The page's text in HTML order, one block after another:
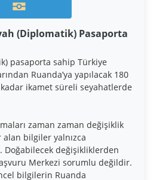
(Diplomatik) Pasaporta
pasaporta sahip Türkiye
Ruanda’ya yapılacak 180
ikamet süreli seyahatlerde
zaman zaman değişiklik
bilgiler yalnızca
Doğabilecek değişikliklerden
Merkezi sorumlu değildir.
bilgilerin Ruanda